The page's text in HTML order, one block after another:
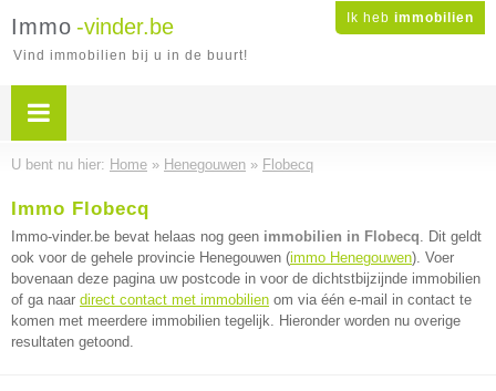
Ik heb immobilien
Immo -vinder.be
Vind immobilien bij u in de buurt!
U bent nu hier: Home » Henegouwen » Flobecq
Immo Flobecq
Immo-vinder.be bevat helaas nog geen immobilien in Flobecq. Dit geldt
ook voor de gehele provincie Henegouwen (immo Henegouwen). Voer
bovenaan deze pagina uw postcode in voor de dichtstbijzijnde immobilien
of ga naar direct contact met immobilien om via één e-mail in contact te
komen met meerdere immobilien tegelijk. Hieronder worden nu overige
resultaten getoond.